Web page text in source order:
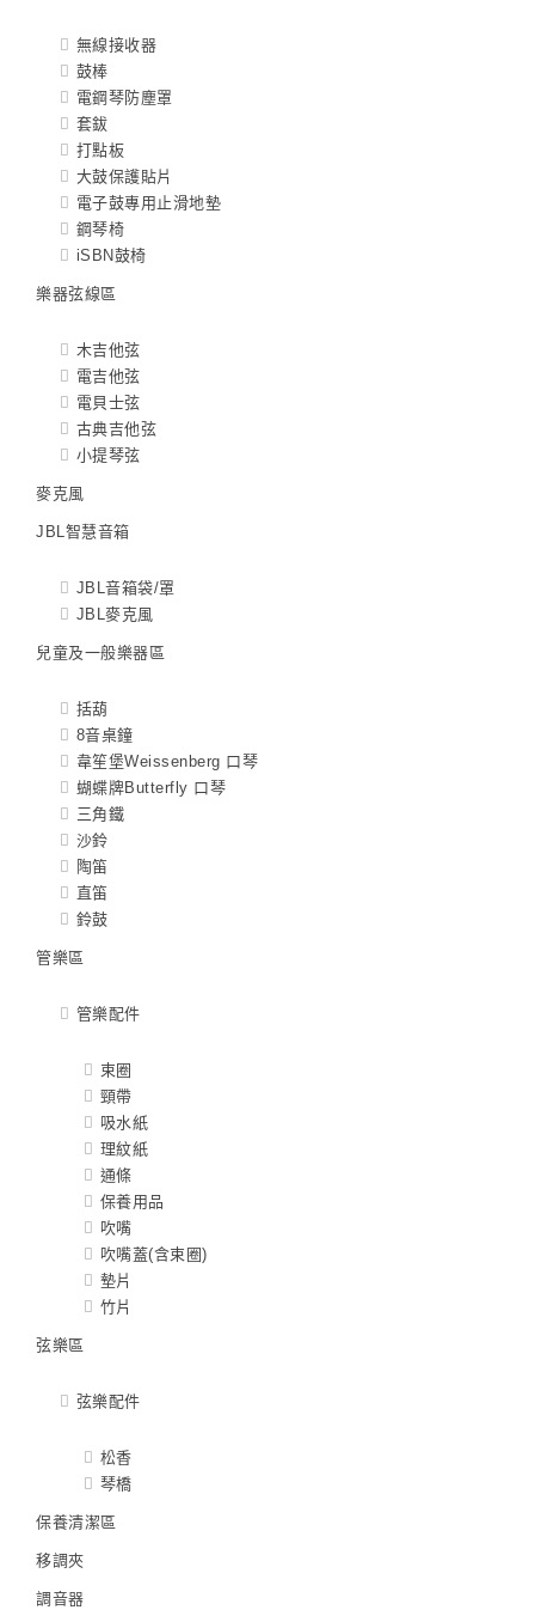
無線接收器
鼓棒
電鋼琴防塵罩
套鈸
打點板
大鼓保護貼片
電子鼓專用止滑地墊
鋼琴椅
iSBN鼓椅
樂器弦線區
木吉他弦
電吉他弦
電貝士弦
古典吉他弦
小提琴弦
麥克風
JBL智慧音箱
JBL音箱袋/罩
JBL麥克風
兒童及一般樂器區
括葫
8音桌鐘
韋笙堡Weissenberg 口琴
蝴蝶牌Butterfly 口琴
三角鐵
沙鈴
陶笛
直笛
鈴鼓
管樂區
管樂配件
束圈
頸帶
吸水紙
理紋紙
通條
保養用品
吹嘴
吹嘴蓋(含束圈)
墊片
竹片
弦樂區
弦樂配件
松香
琴橋
保養清潔區
移調夾
調音器